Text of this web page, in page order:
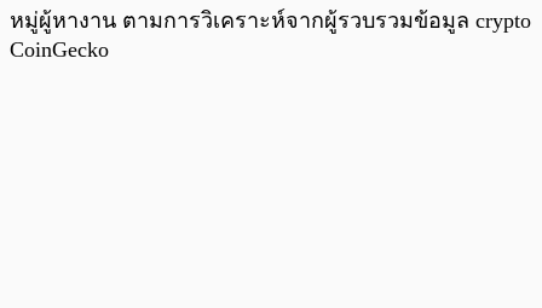
หมู่ผู้หางาน ตามการวิเคราะห์จากผู้รวบรวมข้อมูล crypto
CoinGecko